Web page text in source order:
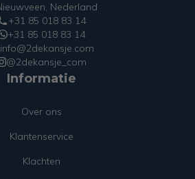
Nederland
+31 85 018 83 14
+31 85 018 83 14
info@2dekansje.com
@2dekansje_com
Informatie
Over ons
Klantenservice
Klachten